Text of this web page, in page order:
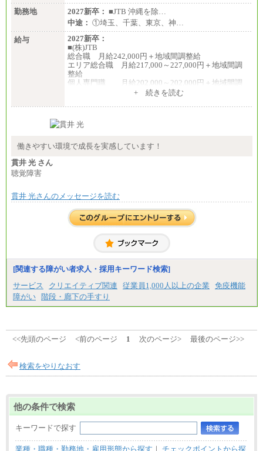
勤務地
2027新卒： ■JTB 沖縄を除…
中途： ①埼玉、千葉、東京、神…
給与
2027新卒：
■(株)JTB
総合職 月給242,000円＋地域間調整給
エリア総合職 月給217,000～227,000円＋地域間調
整給
個人専門職 月給202,000～202,000円＋地域間調
総合職 月給208,000～235,000円
※詳細はJTBキャリアサイトよりご確認ください。
総合職 月給220,000～230,000円＋地域間調整給
整給
※詳細はJTBキャリアサイトよりご確認ください。
■(株)JTBコミュニケーションデザイン
総合職 月給230,000円
みなし残業手当：20,000円（一律支給）※みなし
残業手当の残業時間は10.43時間。
間に応じて、時間外手当等を支給。
エリアサポート職 月給188,000円
■（株）JTBグローバルマーケティング＆トラベル
給
※詳細はJTBキャリアサイトよりご確認ください。
総合職 月給205,000～225,000円＋地域間調整給
エリア総合職 月給185,000円＋地域間調整給
※詳細はJTBキャリアサイトよりご確認ください。
■(株)JTBデータサービス ※2027年新卒募集終了
総合職 月給186,000～194,000円＋地域手当
+ 続きを読む
働きやすい環境で成長を実感しています！
貫井 光 さん
聴覚障害
貫井 光さんのメッセージを読む
[関連する障がい者求人・採用キーワード検索]
サービス
クリエイティブ関連 従業員1,000人以上の企業
免疫機能
障がい 階段・廊下の手すり
<<先頭のページ <前のページ 1 次のページ> 最後のページ>>
検索をやりなおす
他の条件で検索
キーワードで探す
業種・職種・勤務地・雇用形態から探す ｜ チェックポイントから探